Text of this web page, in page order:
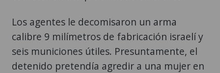
Los agentes le decomisaron un arma
calibre 9 milímetros de fabricación israelí y
seis municiones útiles. Presuntamente, el
detenido pretendía agredir a una mujer en